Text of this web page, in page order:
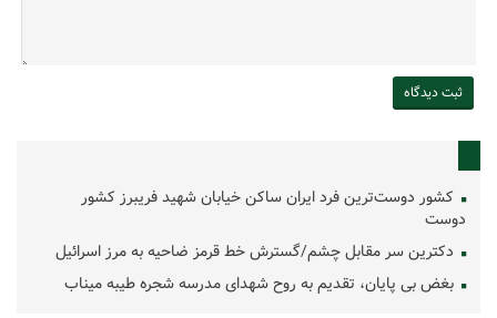
کشور دوست‌ترین فرد ایران ساکن خیابان شهید فریبرز کشور
دوست
دکترین سر مقابل چشم/گسترش خط قرمز ضاحیه به مرز اسرائیل
بغض بی پایان، تقدیم به روح شهدای مدرسه شجره طیبه میناب